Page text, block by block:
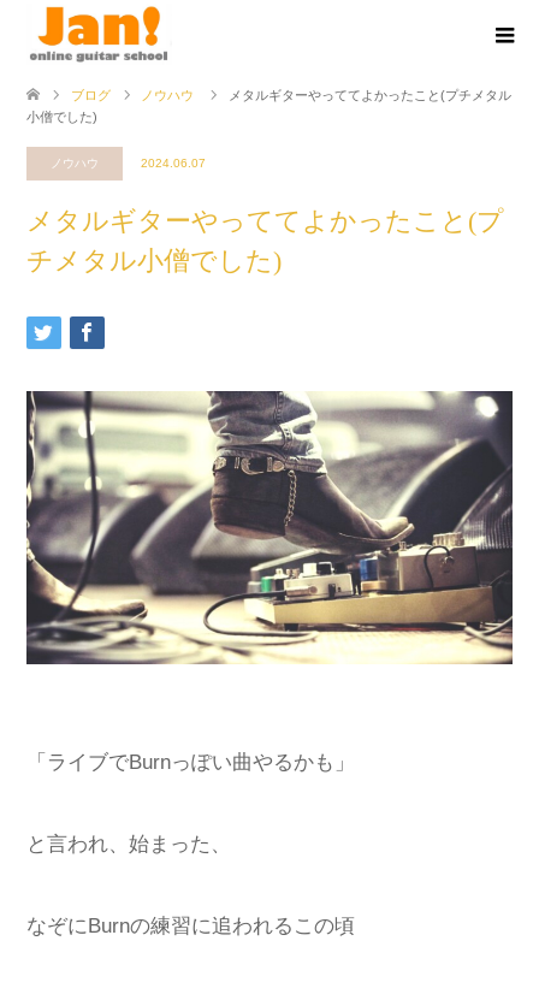
ブログ ノウハウ
メタルギターやっててよかったこと(プチメタル
小僧でした)
ノウハウ 2024.06.07
メタルギターやっててよかったこと(プ
チメタル小僧でした)
「ライブでBurnっぽい曲やるかも」
と言われ、始まった、
なぞにBurnの練習に追われるこの頃